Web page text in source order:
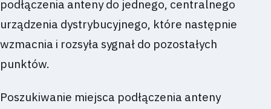
podłączenia anteny do jednego, centralnego
urządzenia dystrybucyjnego, które następnie
wzmacnia i rozsyła sygnał do pozostałych
punktów.
Poszukiwanie miejsca podłączenia anteny